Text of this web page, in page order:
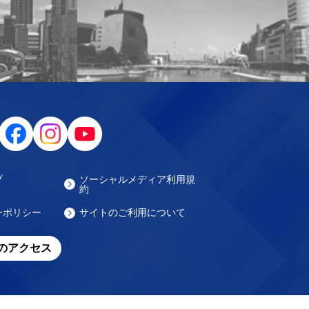
ソーシャルメディア利用規
約
リシー サイトのご利用について
アクセス